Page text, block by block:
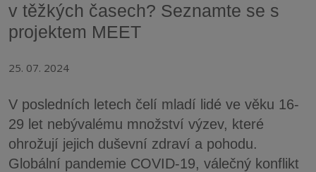
v těžkých časech? Seznamte se s
projektem MEET
25. 07. 2024
V posledních letech čelí mladí lidé ve věku 16-
29 let nebývalému množství výzev, které
ohrožují jejich duševní zdraví a pohodu.
Globální pandemie COVID-19, válečný konflikt